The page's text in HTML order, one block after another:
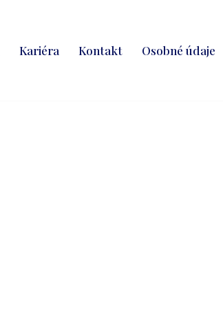
Kariéra Kontakt Osobné údaje